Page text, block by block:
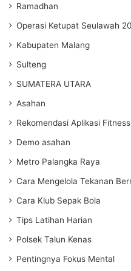
Ramadhan
Operasi Ketupat Seulawah
Kabupaten Malang
Sulteng
SUMATERA UTARA
Asahan
Rekomendasi Aplikasi Fitness
Demo asahan
Metro Palangka Raya
Cara Mengelola Tekanan
Cara Klub Sepak Bola
Tips Latihan Harian
Polsek Talun Kenas
Pentingnya Fokus Mental